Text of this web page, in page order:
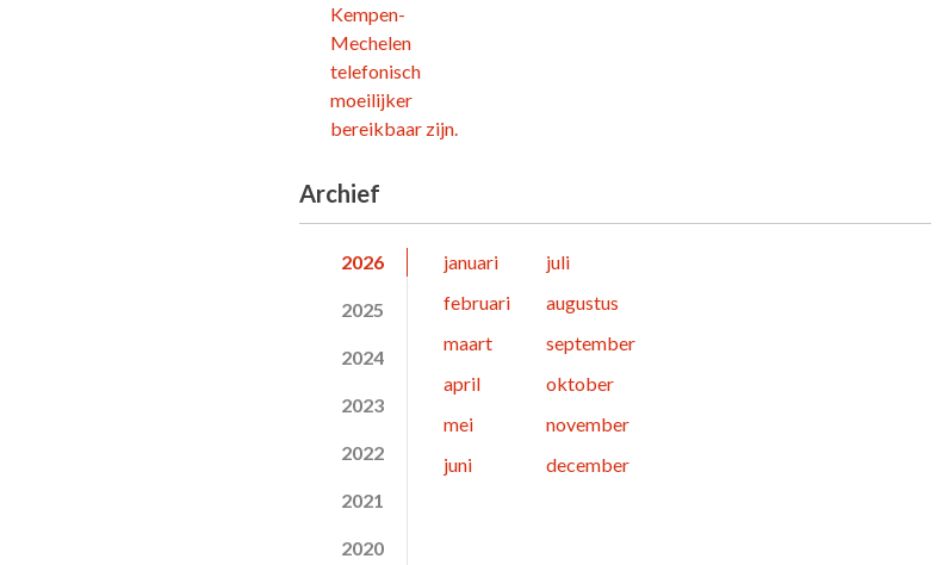
Kempen-
Mechelen
telefonisch
moeilijker
bereikbaar zijn.
Archief
2026
2025
2024
2023
2022
2021
2020
januari
februari
maart
april
mei
juni
juli
augustus
september
oktober
november
december